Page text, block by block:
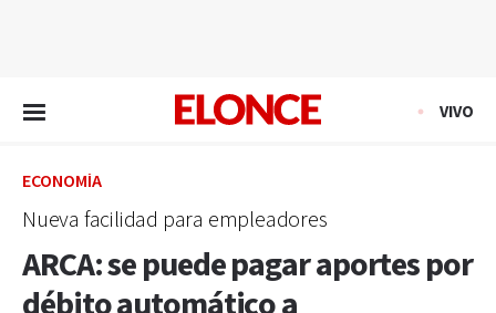
VIVO
ECONOMÍA
Nueva facilidad para empleadores
ARCA: se puede pagar aportes por